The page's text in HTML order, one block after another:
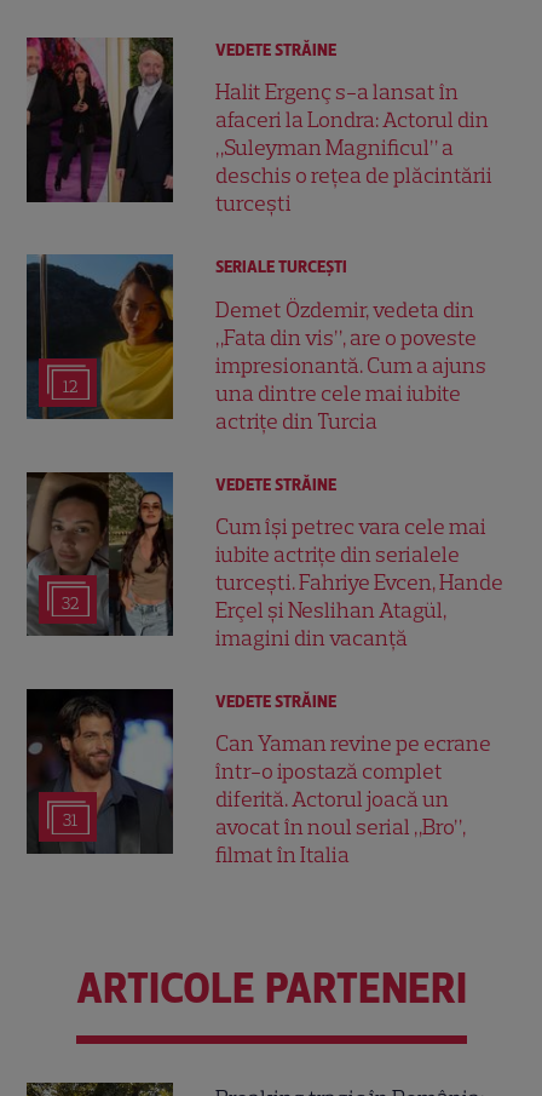
VEDETE STRĂINE
Halit Ergenç s-a lansat în
afaceri la Londra: Actorul din
„Suleyman Magnificul” a
deschis o rețea de plăcintării
turcești
12
SERIALE TURCEŞTI
Demet Özdemir, vedeta din
„Fata din vis”, are o poveste
impresionantă. Cum a ajuns
una dintre cele mai iubite
actrițe din Turcia
32
VEDETE STRĂINE
Cum își petrec vara cele mai
iubite actrițe din serialele
turcești. Fahriye Evcen, Hande
Erçel și Neslihan Atagül,
imagini din vacanță
31
VEDETE STRĂINE
Can Yaman revine pe ecrane
într-o ipostază complet
diferită. Actorul joacă un
avocat în noul serial „Bro”,
filmat în Italia
ARTICOLE PARTENERI